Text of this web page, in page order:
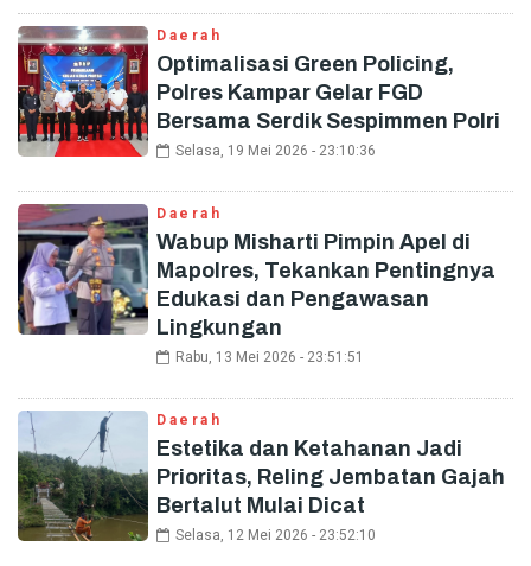
Daerah
Optimalisasi Green Policing,
Polres Kampar Gelar FGD
Bersama Serdik Sespimmen Polri
Selasa, 19 Mei 2026 - 23:10:36
Daerah
Wabup Misharti Pimpin Apel di
Mapolres, Tekankan Pentingnya
Edukasi dan Pengawasan
Lingkungan
Rabu, 13 Mei 2026 - 23:51:51
Daerah
Estetika dan Ketahanan Jadi
Prioritas, Reling Jembatan Gajah
Bertalut Mulai Dicat
Selasa, 12 Mei 2026 - 23:52:10